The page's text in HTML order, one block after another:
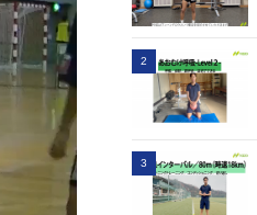
2
3